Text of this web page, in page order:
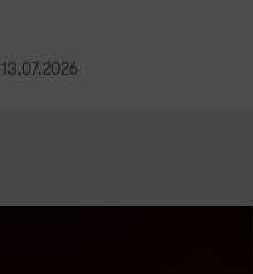
FENG
13.07.2026